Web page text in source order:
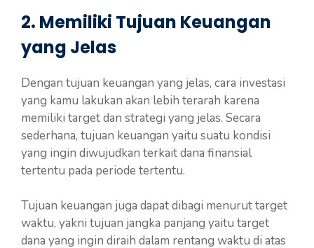
2. Memiliki Tujuan Keuangan
yang Jelas
Dengan tujuan keuangan yang jelas, cara investasi
yang kamu lakukan akan lebih terarah karena
memiliki target dan strategi yang jelas. Secara
sederhana, tujuan keuangan yaitu suatu kondisi
yang ingin diwujudkan terkait dana finansial
tertentu pada periode tertentu.
Tujuan keuangan juga dapat dibagi menurut target
waktu, yakni tujuan jangka panjang yaitu target
dana yang ingin diraih dalam rentang waktu di atas